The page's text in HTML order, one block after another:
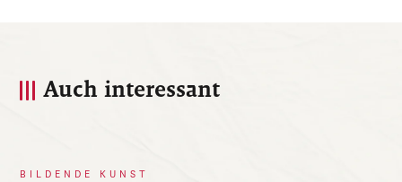
Auch interessant
BILDENDE KUNST